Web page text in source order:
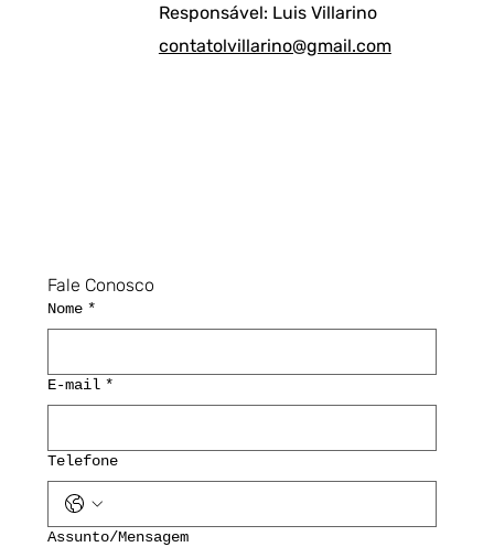
Fale Conosco
Nome *
E-mail *
Telefone
Assunto/Mensagem
Responsável: Luis Villarino
contatolvillarino@gmail.com